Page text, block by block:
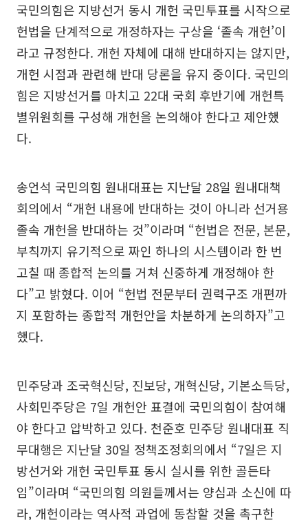
국민의힘은 지방선거 동시 개헌 국민투표를 시작으로
헌법을 단계적으로 개정하자는 구상을 ‘졸속 개헌’이
라고 규정한다. 개헌 자체에 대해 반대하지는 않지만,
개헌 시점과 관련해 반대 당론을 유지 중이다. 국민의
힘은 지방선거를 마치고 22대 국회 후반기에 개헌특
별위원회를 구성해 개헌을 논의해야 한다고 제안했
다.
송언석 국민의힘 원내대표는 지난달 28일 원내대책
회의에서 “개헌 내용에 반대하는 것이 아니라 선거용
졸속 개헌을 반대하는 것”이라며 “헌법은 전문, 본문,
부칙까지 유기적으로 짜인 하나의 시스템이라 한 번
고칠 때 종합적 논의를 거쳐 신중하게 개정해야 한
다”고 밝혔다. 이어 “헌법 전문부터 권력구조 개편까
지 포함하는 종합적 개헌안을 차분하게 논의하자”고
했다.
민주당과 조국혁신당, 진보당, 개혁신당, 기본소득당,
사회민주당은 7일 개헌안 표결에 국민의힘이 참여해
야 한다고 압박하고 있다. 천준호 민주당 원내대표 직
무대행은 지난달 30일 정책조정회의에서 “7일은 지
방선거와 개헌 국민투표 동시 실시를 위한 골든타
임”이라며 “국민의힘 의원들께서는 양심과 소신에 따
라, 개헌이라는 역사적 과업에 동참할 것을 촉구한